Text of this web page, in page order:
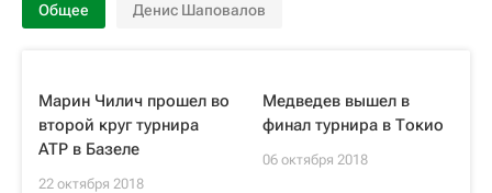
Общее Денис Шаповалов
Марин Чилич прошел во
второй круг турнира
ATP в Базеле
22 октября 2018
Медведев вышел в
финал турнира в Токио
06 октября 2018